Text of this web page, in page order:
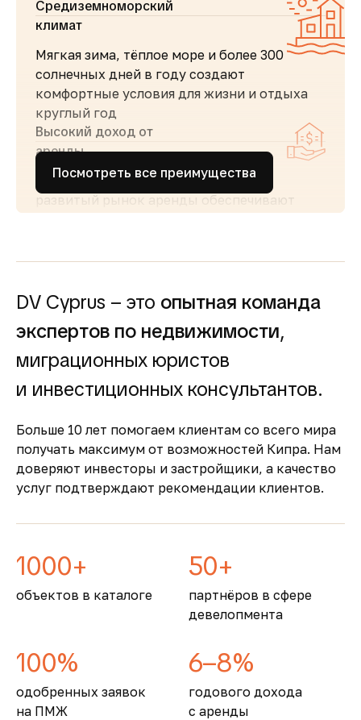
Средиземноморский
климат
Мягкая зима, тёплое море и более 300
солнечных дней в году создают
комфортные условия для жизни и отдыха
круглый год
Высокий доход от
аренды
Стабильный туристический поток и
развитый рынок аренды обеспечивают
Простота покупки и
Покупка недвижимости на Кипре
сопровождается понятными юридическими
процедурами и минимальной бюрократией,
что делает процесс быстрым и безопасным
Безопасность и качество
Кипр входит в число самых безопасных
стран Европы, предлагая развитую
инфраструктуру, качественную медицину и
образование
Посмотреть все преимущества
DV Cyprus – это опытная команда
экспертов по недвижимости,
миграционных юристов
и инвестиционных консультантов.
Больше 10 лет помогаем клиентам со всего мира
получать максимум от возможностей Кипра. Нам
доверяют инвесторы и застройщики, а качество
услуг подтверждают рекомендации клиентов.
1000+
объектов в каталоге
50+
партнёров в сфере
девелопмента
100%
одобренных заявок
на ПМЖ
6–8%
годового дохода
с аренды